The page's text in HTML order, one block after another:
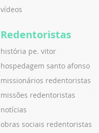
vídeos
Redentoristas
história pe. vitor
hospedagem santo afonso
missionários redentoristas
missões redentoristas
notícias
obras sociais redentoristas